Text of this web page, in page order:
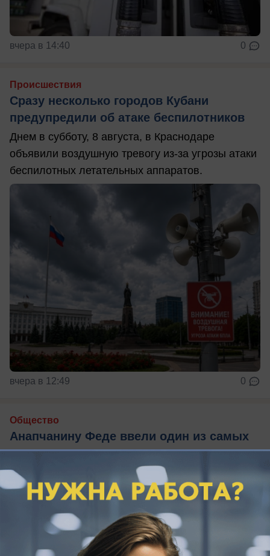
вчера в 14:40 0
Происшествия
Сразу несколько городов Кубани
предупредили об атаке беспилотников
Днем в субботу, 8 августа, в Краснодаре
объявили воздушную тревогу из-за угрозы атаки
беспилотных летательных аппаратов.
вчера в 12:49 0
Общество
Анапчанину Феде ввели один из самых
дорогих препаратов в мире
Для маленького анапчанина Феди Кудинова
завершился важнейший этап лечения.